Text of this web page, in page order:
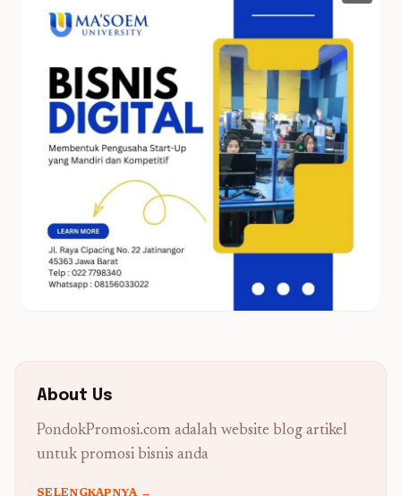
About Us
PondokPromosi.com adalah website blog artikel
untuk promosi bisnis anda
SELENGKAPNYA →